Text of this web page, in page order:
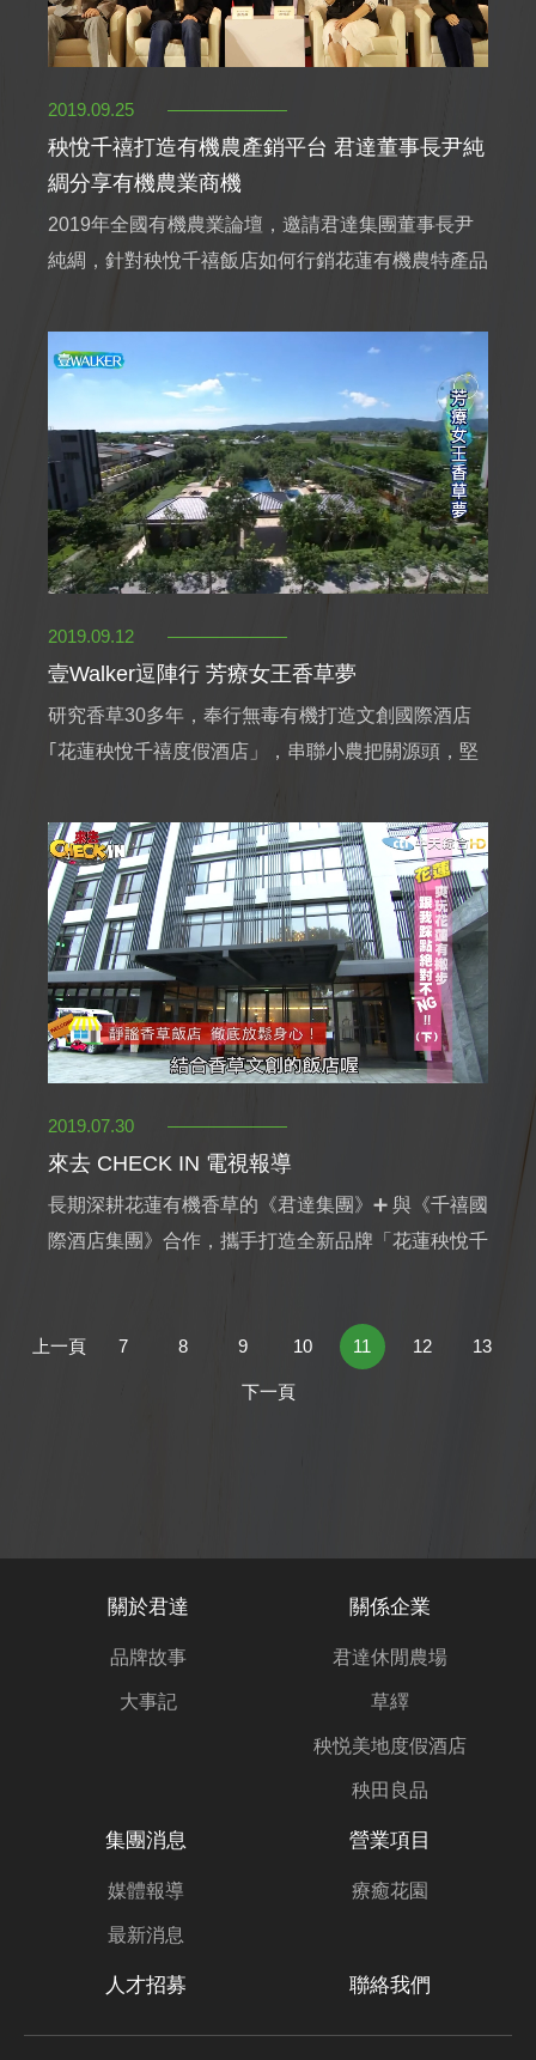
2019.09.25
秧悅千禧打造有機農產銷平台 君達董事長尹純
綢分享有機農業商機
2019年全國有機農業論壇，邀請君達集團董事長尹
純綢，針對秧悅千禧飯店如何行銷花蓮有機農特產品
驗分享，以創新行銷策略、國際視眼，把花蓮有機農
業得天獨厚的情況，打造成為花蓮最優質品牌介紹給
2019.09.12
壹Walker逗陣行 芳療女王香草夢
研究香草30多年，奉行無毒有機打造文創國際酒店
｢花蓮秧悅千禧度假酒店」，串聯小農把關源頭，堅
2019.07.30
來去 CHECK IN 電視報導
長期深耕花蓮有機香草的《君達集團》➕ 與《千禧國
際酒店集團》合作，攜手打造全新品牌「花蓮秧悅千
自然的後山美地，深深呼吸清新香草與體驗生態，不
用出國也能享受真正放鬆的身心靈之旅。
上一頁 7 8 9 10 11 12 13
下一頁
關於君達
品牌故事
大事記
關係企業
君達休閒農場
草繹
秧悦美地度假酒店
秧田良品
集團消息
媒體報導
最新消息
營業項目
療癒花園
人才招募 聯絡我們